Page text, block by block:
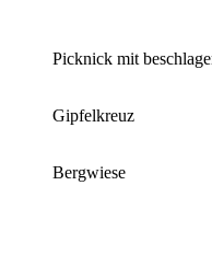
Picknick mit
Gipfelkreuz
Bergwiese